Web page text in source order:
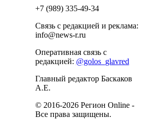
+7 (989) 335-49-34
Связь с редакцией и реклама:
info@news-r.ru
Оперативная связь с
редакцией: @golos_glavred
Главный редактор Баскаков
А.Е.
© 2016-2026 Регион Online -
Все права защищены.